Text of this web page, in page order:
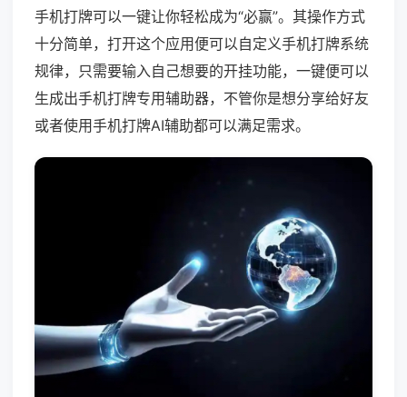
手机打牌可以一键让你轻松成为“必赢”。其操作方式
十分简单，打开这个应用便可以自定义手机打牌系统
规律，只需要输入自己想要的开挂功能，一键便可以
生成出手机打牌专用辅助器，不管你是想分享给好友
或者使用手机打牌AI辅助都可以满足需求。